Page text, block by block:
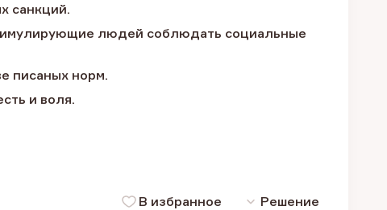
санкций.
людей соблюдать социальные
писаных норм.
и воля.
В избранное Решение